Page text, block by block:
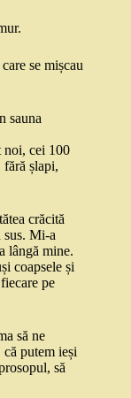
se mișcau
sauna
noi, cei 100
fără șlapi,
crăcită
sus. Mi-a
lângă mine.
coapsele și
pe
să ne
putem ieși
să